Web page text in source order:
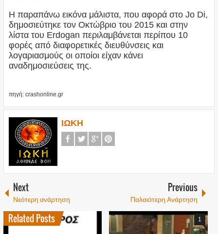
Η παραπάνω εικόνα μάλιστα, που αφορά στο Jo Di,
δημοσιεύτηκε τον Οκτώβριο του 2015 και στην
λίστα του Erdogan περιλαμβάνεται περίπου 10
φορές από διαφορετικές διευθύνσεις και
λογαριασμούς οι οποίοι είχαν κάνει
αναδημοσιεύσεις της.
πηγή: crashonline.gr
ΙΩΚΗ
Next
Νεότερη ανάρτηση
Previous
Παλαιότερη Ανάρτηση
Related Posts 1